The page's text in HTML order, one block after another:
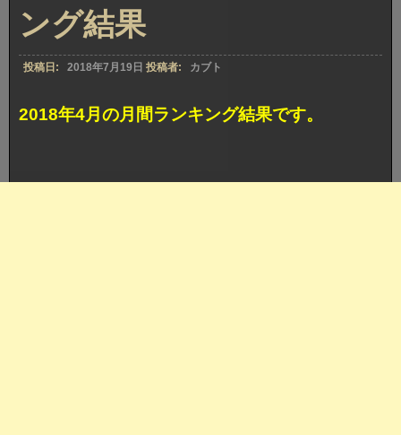
ング結果
投稿日: 2018年7月19日 投稿者: カブト
2018年4月の月間ランキング結果です。